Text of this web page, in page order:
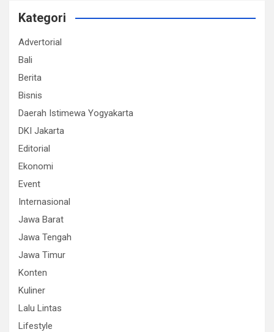
Kategori
Advertorial
Bali
Berita
Bisnis
Daerah Istimewa Yogyakarta
DKI Jakarta
Editorial
Ekonomi
Event
Internasional
Jawa Barat
Jawa Tengah
Jawa Timur
Konten
Kuliner
Lalu Lintas
Lifestyle